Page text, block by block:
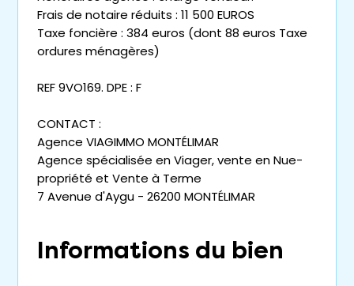
Frais de notaire réduits : 11 500 EUROS
Taxe foncière : 384 euros (dont 88 euros Taxe
ordures ménagères)
REF 9VO169. DPE : F
CONTACT :
Agence VIAGIMMO MONTÉLIMAR
Agence spécialisée en Viager, vente en Nue-
propriété et Vente à Terme
7 Avenue d'Aygu - 26200 MONTÉLIMAR
Informations du bien